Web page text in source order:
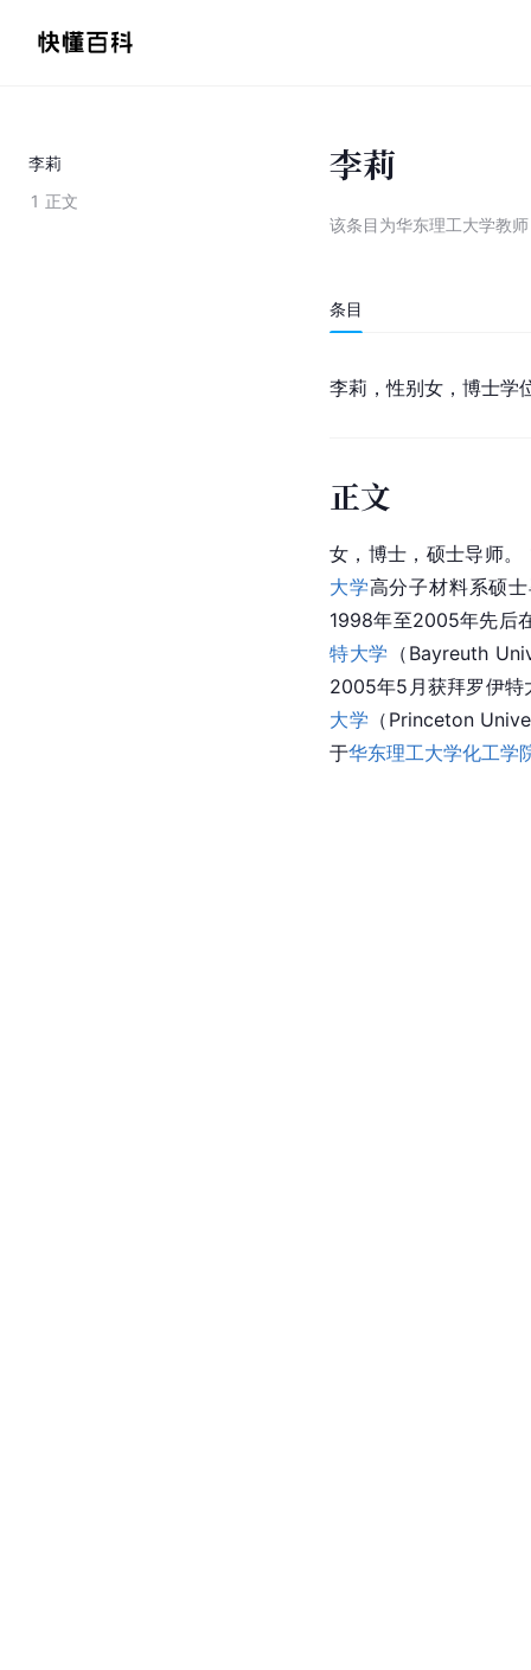
李莉
1 正文
李莉
该条目为华东理工大学教师
条目
李莉，性别女，博士学
正文
女，博士，硕士导师
大学高分子材料系硕
1998年至2005年先后
特大学 （ Bayreuth
2005年5月获拜罗伊特
大学 （Princeton
于华东理工大学化工学